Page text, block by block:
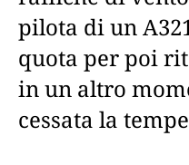
pilota di un
quota per poi
in un altro
cessata la